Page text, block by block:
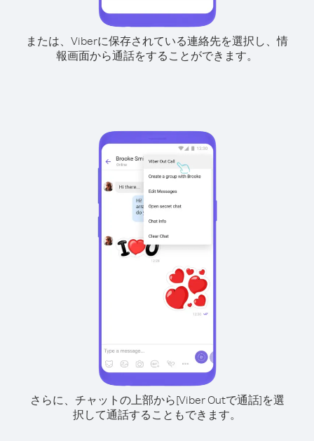
または、Viberに保存されている連絡先を選択し、情
報画面から通話をすることができます。
さらに、チャットの上部から[Viber Outで通話]を選
択して通話することもできます。